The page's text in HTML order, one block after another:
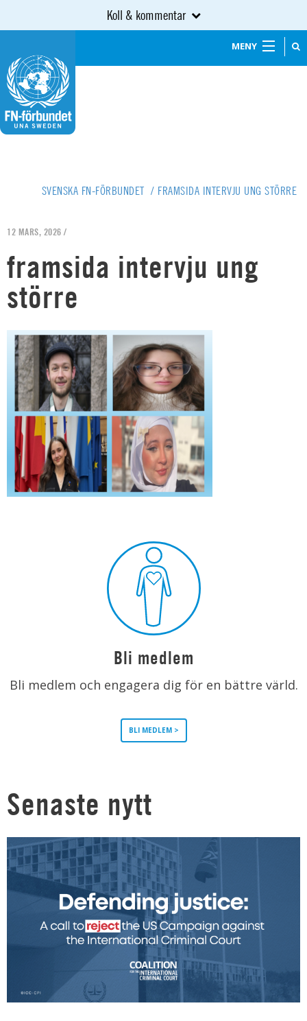
Koll & kommentar
MENY
SVENSKA FN-FÖRBUNDET / FRAMSIDA INTERVJU UNG STÖRRE
12 MARS, 2026 /
framsida intervju ung
större
Bli medlem
Bli medlem och engagera dig för en bättre värld.
BLI MEDLEM >
Senaste nytt